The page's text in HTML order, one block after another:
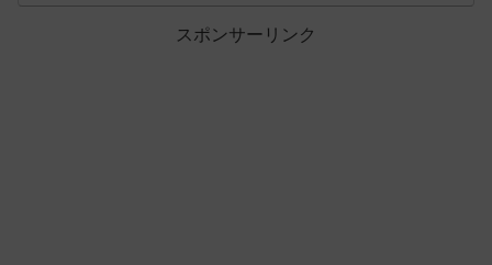
スポンサーリンク